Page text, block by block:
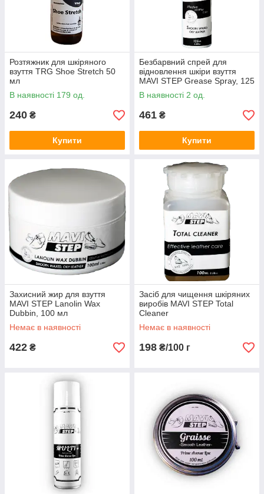
Розтяжник для шкіряного
взуття TRG Shoe Stretch 50
мл
В наявності 179 од.
240 ₴
Купити
Безбарвний спрей для
відновлення шкіри взуття
MAVI STEP Grease Spray, 125
мл
В наявності 2 од.
461 ₴
Купити
Захисний жир для взуття
MAVI STEP Lanolin Wax
Dubbin, 100 мл
Немає в наявності
422 ₴
Засіб для чищення шкіряних
виробів MAVI STEP Total
Cleaner
Немає в наявності
198 ₴/100 г